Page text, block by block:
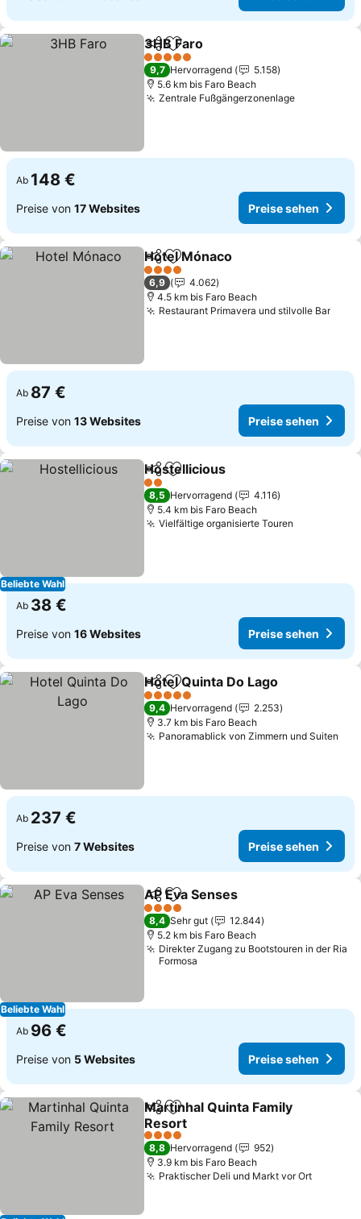
TeilenZu Favoriten hinzufügen
3HB Faro
5 Sterne
9,7 Hervorragend
5.158
5.6 km bis Faro Beach
Zentrale Fußgängerzonenlage
Ab 148 €
Preise von 17 Websites Preise sehen
TeilenZu Favoriten hinzufügen
Hotel Mónaco
4 Sterne
6,9
4.062
4.5 km bis Faro Beach
Restaurant Primavera und stilvolle Bar
Ab 87 €
Preise von 13 Websites Preise sehen
Beliebte Wahl
TeilenZu Favoriten hinzufügen
Hostellicious
2 Sterne
8,5 Hervorragend
4.116
5.4 km bis Faro Beach
Vielfältige organisierte Touren
Ab 38 €
Preise von 16 Websites Preise sehen
TeilenZu Favoriten hinzufügen
Hotel Quinta Do Lago
5 Sterne
9,4 Hervorragend
2.253
3.7 km bis Faro Beach
Panoramablick von Zimmern und Suiten
Ab 237 €
Preise von 7 Websites Preise sehen
Beliebte Wahl
TeilenZu Favoriten hinzufügen
AP Eva Senses
4 Sterne
8,4 Sehr gut
12.844
5.2 km bis Faro Beach
Direkter Zugang zu Bootstouren in der Ria
Formosa
Ab 96 €
Preise von 5 Websites Preise sehen
TeilenZu Favoriten hinzufügen
Martinhal Quinta Family
Resort
4 Sterne
8,8 Hervorragend
952
3.9 km bis Faro Beach
Praktischer Deli und Markt vor Ort